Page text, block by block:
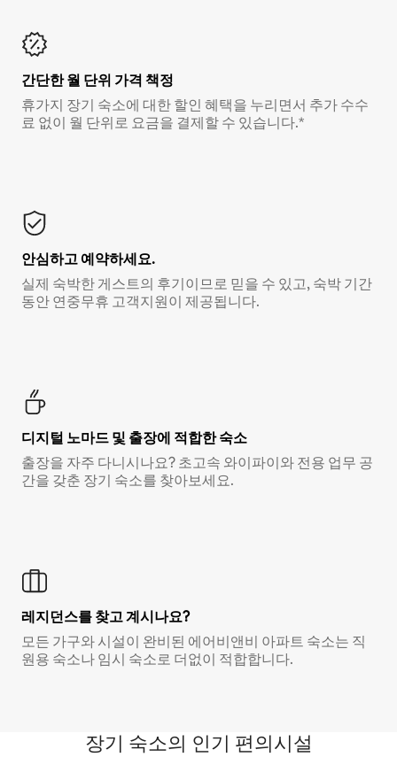
간단한 월 단위 가격 책정
휴가지 장기 숙소에 대한 할인 혜택을 누리면서 추가 수수
료 없이 월 단위로 요금을 결제할 수 있습니다.*
안심하고 예약하세요.
실제 숙박한 게스트의 후기이므로 믿을 수 있고, 숙박 기간
동안 연중무휴 고객지원이 제공됩니다.
디지털 노마드 및 출장에 적합한 숙소
출장을 자주 다니시나요? 초고속 와이파이와 전용 업무 공
간을 갖춘 장기 숙소를 찾아보세요.
레지던스를 찾고 계시나요?
모든 가구와 시설이 완비된 에어비앤비 아파트 숙소는 직
원용 숙소나 임시 숙소로 더없이 적합합니다.
장기 숙소의 인기 편의시설